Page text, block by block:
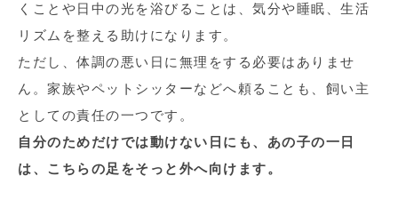
くことや日中の光を浴びることは、気分や睡眠、生活
リズムを整える助けになります。
ただし、体調の悪い日に無理をする必要はありませ
ん。家族やペットシッターなどへ頼ることも、飼い主
としての責任の一つです。
自分のためだけでは動けない日にも、あの子の一日
は、こちらの足をそっと外へ向けます。